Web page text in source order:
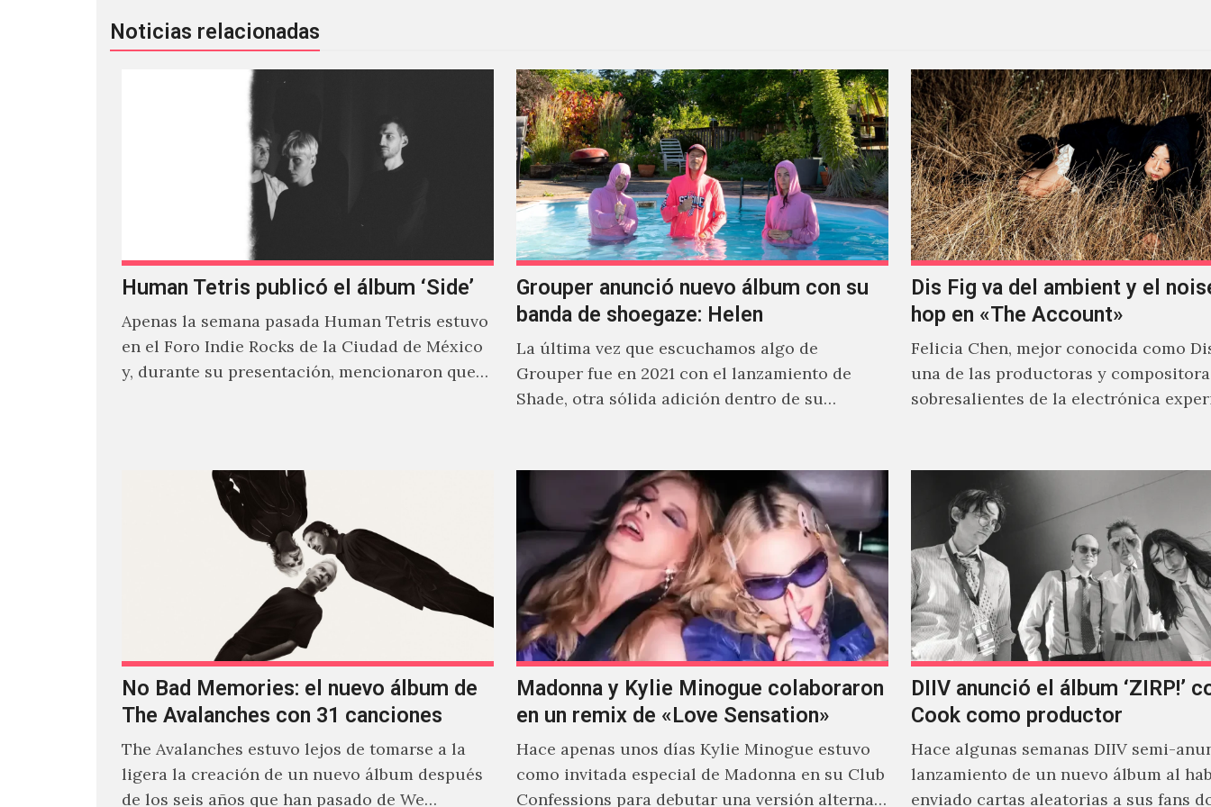
Noticias relacionadas
Human Tetris publicó el álbum ‘Side’
Apenas la semana pasada Human Tetris estuvo
en el Foro Indie Rocks de la Ciudad de México
y, durante su presentación, mencionaron que
Grouper anunció nuevo álbum con su
banda de shoegaze: Helen
La última vez que escuchamos algo de
Grouper fue en 2021 con el lanzamiento de
Shade, otra sólida adición dentro de su
Dis Fig va del ambient y el
hop en «The Account»
Felicia Chen, mejor conocida como
una de las productoras y
sobresalientes de la electrónica
No Bad Memories: el nuevo álbum de
The Avalanches con 31 canciones
The Avalanches estuvo lejos de tomarse a la
ligera la creación de un nuevo álbum después
de los seis años que han pasado de We…
Madonna y Kylie Minogue colaboraron
en un remix de «Love Sensation»
Hace apenas unos días Kylie Minogue estuvo
como invitada especial de Madonna en su Club
Confessions para debutar una versión alterna
DIIV anunció el álbum ‘ZIRP!’
Cook como productor
Hace algunas semanas DIIV semi-
lanzamiento de un nuevo álbum al
enviado cartas aleatorias a sus fans